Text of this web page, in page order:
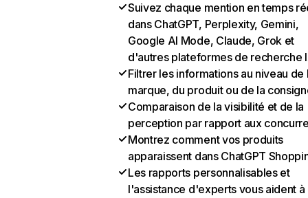
Suivez chaque mention en temps
dans ChatGPT, Perplexity, Gemini,
Google AI Mode, Claude, Grok et
d'autres plateformes de recherche
Filtrer les informations au niveau de
marque, du produit ou de la
Comparaison de la visibilité et de la
perception par rapport aux
Montrez comment vos produits
apparaissent dans ChatGPT
Les rapports personnalisables et
l'assistance d'experts vous aident à